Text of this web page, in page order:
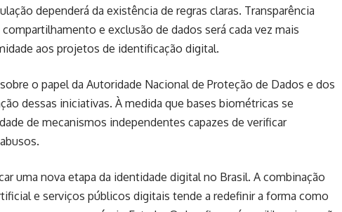
dependerá da existência de regras claras. Transparência
e exclusão de dados será cada vez mais
aos projetos de identificação digital.
o papel da Autoridade Nacional de Proteção de Dados e dos
dessas iniciativas. À medida que bases biométricas se
de mecanismos independentes capazes de verificar
uma nova etapa da identidade digital no Brasil. A combinação
e serviços públicos digitais tende a redefinir a forma como